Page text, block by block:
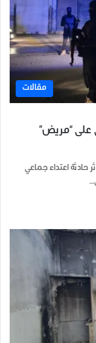
مقالات
على “مريض”
حادثة اعتداء جماعي